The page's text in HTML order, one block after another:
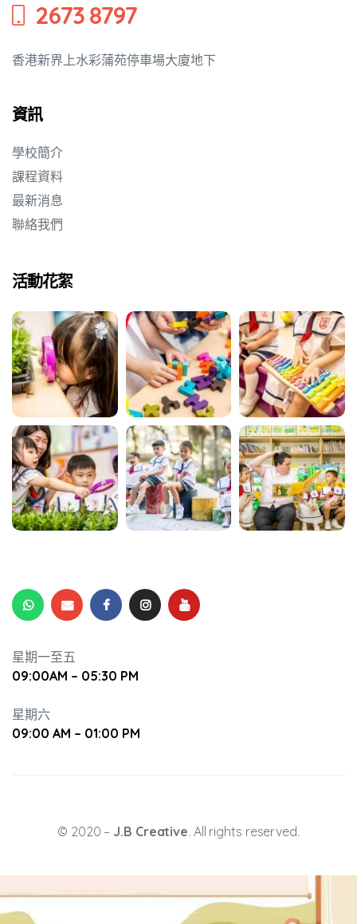
2673 8797
香港新界上水彩蒲苑停車場大廈地下
資訊
學校簡介
課程資料
最新消息
聯絡我們
活動花絮
星期一至五
09:00AM – 05:30 PM
星期六
09:00 AM – 01:00 PM
© 2020 – J.B Creative. All rights reserved.
天地